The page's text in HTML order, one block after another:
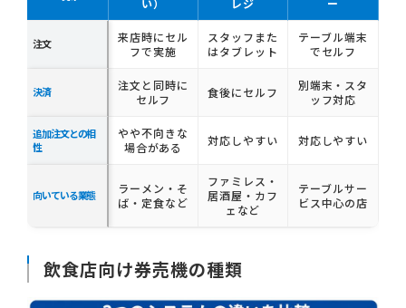
い）
レジ
ー
注文
来店時にセル
フで実施
スタッフまた
はタブレット
テーブル端末
でセルフ
決済
注文と同時に
セルフ
食後にセルフ
別端末・スタ
ッフ対応
追加注文との相
性
やや不向きな
場合がある
対応しやすい 対応しやすい
向いている業態
ラーメン・そ
ば・定食など
ファミレス・
居酒屋・カフ
ェなど
テーブルサー
ビス中心の店
飲食店向け券売機の種類